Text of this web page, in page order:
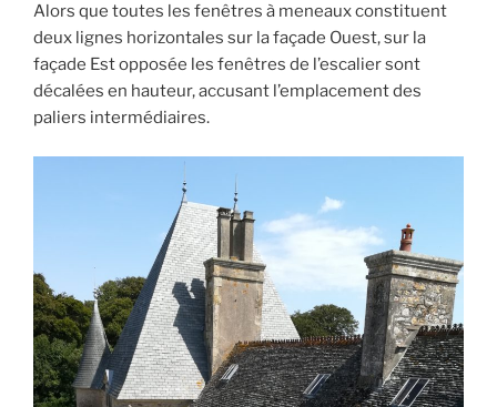
Alors que toutes les fenêtres à meneaux constituent
deux lignes horizontales sur la façade Ouest, sur la
façade Est opposée les fenêtres de l’escalier sont
décalées en hauteur, accusant l’emplacement des
paliers intermédiaires.